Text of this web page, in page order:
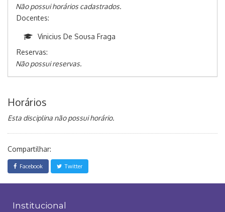
Não possui horários cadastrados.
Docentes:
Vinicius De Sousa Fraga
Reservas:
Não possui reservas.
Horários
Esta disciplina não possui horário.
Compartilhar:
Facebook Twitter
Institucional